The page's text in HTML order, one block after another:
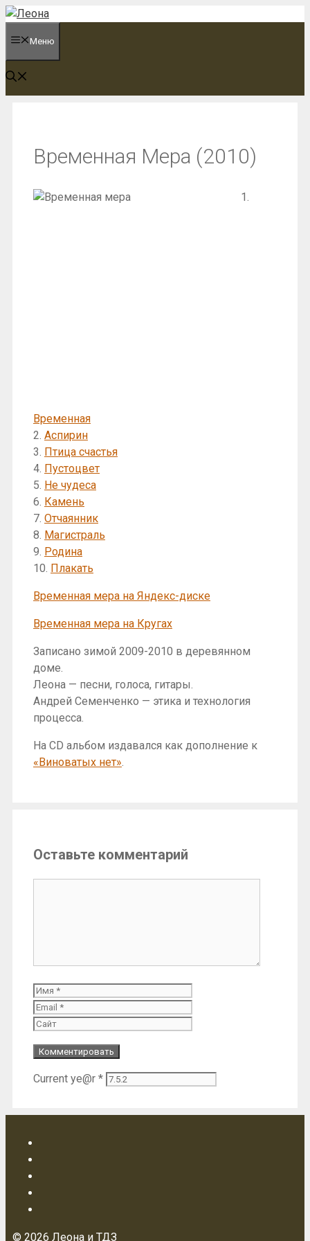
Перейти
содержимому
Меню
Временная Мера (2010)
1.
Временная
2. Аспирин
3. Птица счастья
4. Пустоцвет
5. Не чудеса
6. Камень
7. Отчаянник
8. Магистраль
9. Родина
10. Плакать
Временная мера на Яндекс-диске
Временная мера на Кругах
Записано зимой 2009-2010 в деревянном
доме.
Леона — песни, голоса, гитары.
Андрей Семенченко — этика и технология
процесса.
На CD альбом издавался как дополнение к
«Виноватых нет»
Оставьте комментарий
Имя
Current ye@r *
© 2026 Леона и ТДЗ